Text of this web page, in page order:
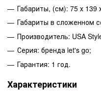
Габариты, (см): 75 х 139
Габариты в сложенном
Производитель: USA
Серия: бренда let's go;
Гарантия: 1 год.
Характеристики